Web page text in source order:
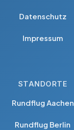
Datenschutz
Impressum
STANDORTE
Rundflug Aachen
Rundflug Berlin